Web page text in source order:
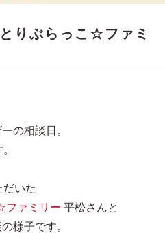
りぶらっこ☆ファミ
の相談日。
だいた
ファミリー 平松さんと
様子です。